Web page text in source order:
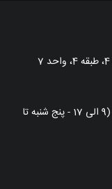
02122083926 - 02122085386 - 02122082258 (9 الی 17 - پنج شنبه تا